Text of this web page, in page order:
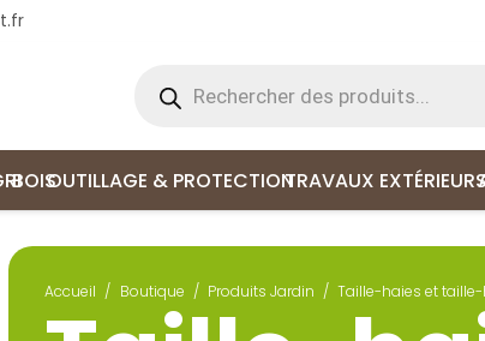
produits
BOISOUTILLAGE & PROTECTIONTRAVAUX
Accueil / Boutique / Produits Jardin / Taille-haies et